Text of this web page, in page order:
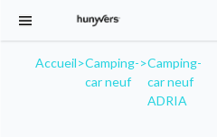
Accueil>Camping-
car neuf
>Camping-
car neuf
ADRIA